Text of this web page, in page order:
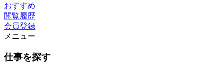
おすすめ
閲覧履歴
会員登録
メニュー
仕事を探す